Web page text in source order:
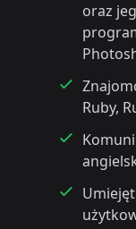
oraz
Ruby,